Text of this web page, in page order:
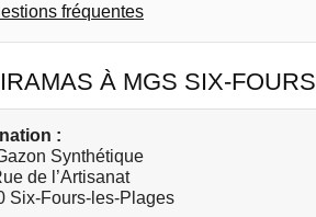
fréquentes
À MGS SIX-FOURS
:
Synthétique
de l’Artisanat
Six-Fours-les-Plages